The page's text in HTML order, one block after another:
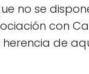
no se
con
de